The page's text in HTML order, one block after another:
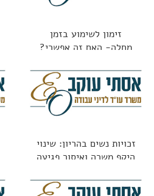
זימון לשימוע בזמן
מחלה- האם זה אפשרי?
זכויות נשים בהריון: שינוי
היקף משרה ואיסור פגיעה